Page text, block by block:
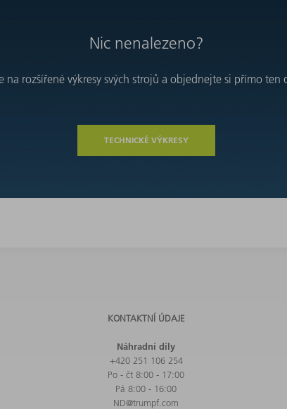
Nic nenalezeno?
na rozšířené výkresy svých strojů a objednejte si přímo
TECHNICKÉ VÝKRESY
KONTAKTNÍ ÚDAJE
Náhradní díly
+420 251 106 254
Po - čt 8:00 - 17:00
Pá 8:00 - 16:00
ND@trumpf.com